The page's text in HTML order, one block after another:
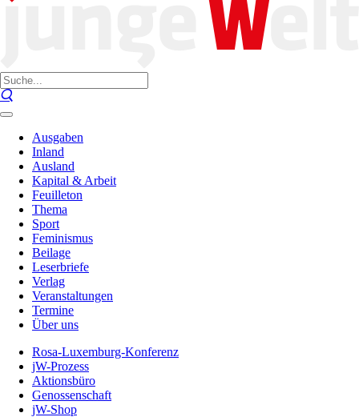
Ausgaben
Inland
Ausland
Kapital & Arbeit
Feuilleton
Thema
Sport
Feminismus
Beilage
Leserbriefe
Verlag
Veranstaltungen
Termine
Über uns
Rosa-Luxemburg-Konferenz
jW-Prozess
Aktionsbüro
Genossenschaft
jW-Shop